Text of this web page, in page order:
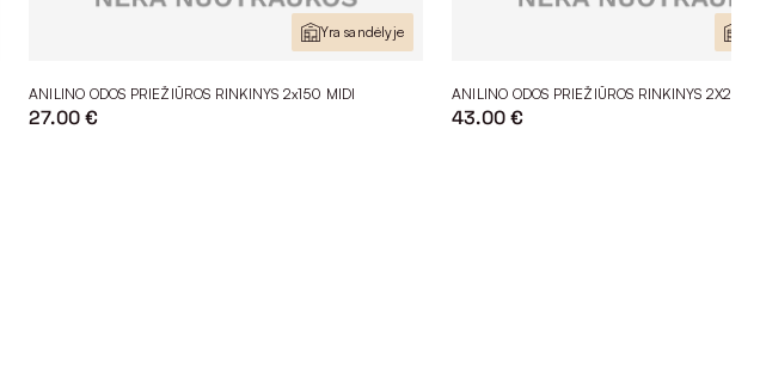
Yra sandėlyje
ANILINO ODOS PRIEŽIŪROS RINKINYS 2x150 MIDI
27.00 €
ANILINO ODOS PRIEŽIŪROS RINKINYS 2X250
43.00 €